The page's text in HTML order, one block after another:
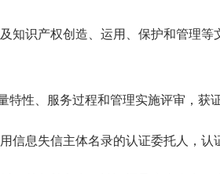
识产权创造、运用、保护和管理
性、服务过程和管理实施评审，获
息失信主体名录的认证委托人，认